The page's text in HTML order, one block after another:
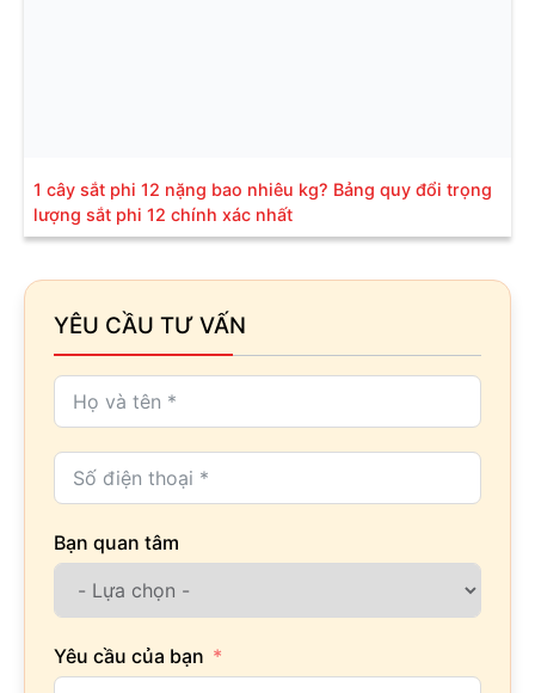
1 cây sắt phi 12 nặng bao nhiêu kg? Bảng quy đổi trọng
lượng sắt phi 12 chính xác nhất
YÊU CẦU TƯ VẤN
Bạn quan tâm
Yêu cầu của bạn